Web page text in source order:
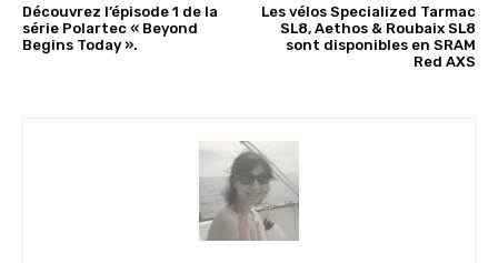
Découvrez l’épisode 1 de la
série Polartec « Beyond
Begins Today ».
Les vélos Specialized Tarmac
SL8, Aethos & Roubaix SL8
sont disponibles en SRAM
Red AXS